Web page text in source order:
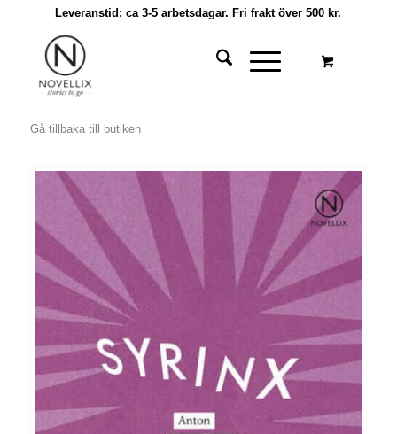
Leveranstid: ca 3-5 arbetsdagar. Fri frakt över 500 kr.
Gå tillbaka till butiken